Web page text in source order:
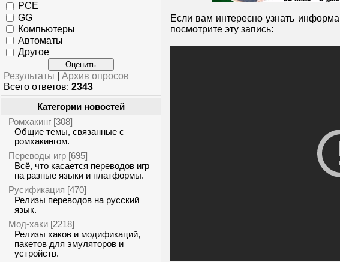
PCE
GG
Компьютеры
Автоматы
Другое
Результаты
Архив опросов
Всего ответов: 2343
Категории новостей
Ромхакинг [308]
Общие темы, связанные с
ромхакингом.
Переводы игр [695]
Всё, что касается переводов игр
на разные языки и платформы.
Русификация [470]
Релизы переводов на русский
язык.
Мод-хаки [2218]
Релизы хаков и модификаций,
пакетов для эмуляторов и
устройств.
Если вам интересно узнать
посмотрите эту запись: